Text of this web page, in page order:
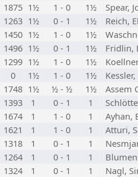
1875 1½ 1 - 0 1½
Spear,
1263 1½ 0 - 1 1½
Reich,
1450 1½ 1 - 0 1½
1496 1½ 0 - 1 1½
Fridlin,
1299 1½ 1 - 0 1½
0 1½ 1 - 0 1½
1748 1½ ½ - ½ 1½
Assem
1393 1 0 - 1 1
1674 1 1 - 0 1
Ayhan,
1621 1 1 - 0 1
Atturi,
1318 1 0 - 1 1
1264 1 0 - 1 1
1324 1 0 - 1 1
Nagl,